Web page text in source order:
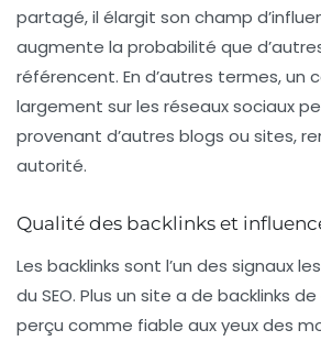
partagé, il élargit son champ
augmente la probabilité que
référencent. En d’autres termes, un
largement sur les réseaux sociaux
provenant d’autres blogs ou sites,
autorité.
Qualité des backlinks et
Les backlinks sont l’un des signaux
du SEO. Plus un site a de backlinks
perçu comme fiable aux yeux des